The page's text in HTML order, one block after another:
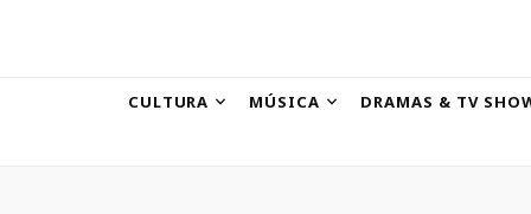
CULTURA MÚSICA DRAMAS & TV